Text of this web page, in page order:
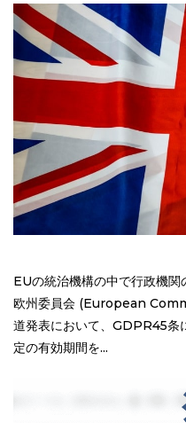
EUの統治機構の中で行政機
欧州委員会 (European
道発表において、GDPR45条
定の有効期間を...